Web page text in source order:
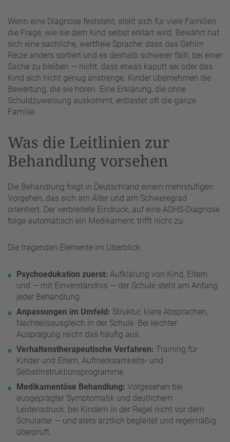
Wenn eine Diagnose feststeht, stellt sich für viele Familien
die Frage, wie sie dem Kind selbst erklärt wird. Bewährt hat
sich eine sachliche, wertfreie Sprache: dass das Gehirn
Reize anders sortiert und es deshalb schwerer fällt, bei einer
Sache zu bleiben — nicht, dass etwas kaputt sei oder das
Kind sich nicht genug anstrenge. Kinder übernehmen die
Bewertung, die sie hören. Eine Erklärung, die ohne
Schuldzuweisung auskommt, entlastet oft die ganze
Familie.
Was die Leitlinien zur
Behandlung vorsehen
Die Behandlung folgt in Deutschland einem mehrstufigen
Vorgehen, das sich am Alter und am Schweregrad
orientiert. Der verbreitete Eindruck, auf eine ADHS-Diagnose
folge automatisch ein Medikament, trifft nicht zu.
Die tragenden Elemente im Überblick:
Psychoedukation zuerst: Aufklärung von Kind, Eltern
und — mit Einverständnis — der Schule steht am Anfang
jeder Behandlung.
Anpassungen im Umfeld: Struktur, klare Absprachen,
Nachteilsausgleich in der Schule. Bei leichter
Ausprägung reicht das häufig aus.
Verhaltenstherapeutische Verfahren: Training für
Kinder und Eltern, Aufmerksamkeits- und
Selbstinstruktionsprogramme.
Medikamentöse Behandlung: Vorgesehen bei
ausgeprägter Symptomatik und deutlichem
Leidensdruck, bei Kindern in der Regel nicht vor dem
Schulalter — und stets ärztlich begleitet und regelmäßig
überprüft.